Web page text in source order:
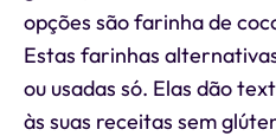
opções são farinha de
Estas farinhas
ou usadas só. Elas dão
às suas receitas sem